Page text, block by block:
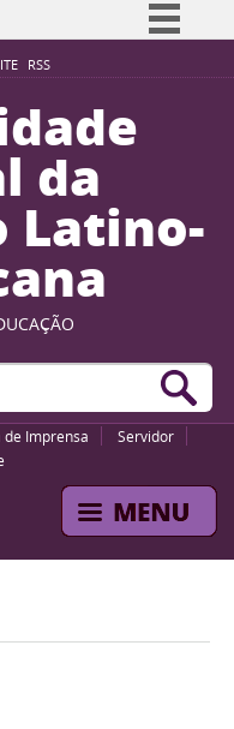
RSS
Simplifique!
Participe
Acesso à informação
Legislação
Canais
da
Latino-
de Imprensa
Servidor